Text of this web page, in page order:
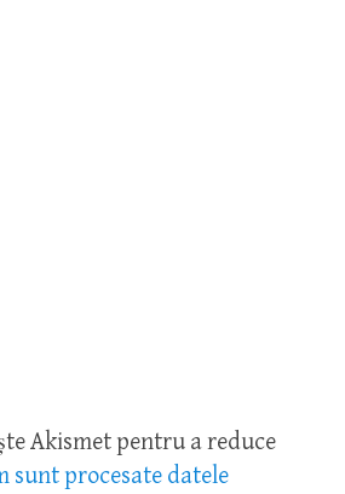
Akismet pentru a reduce
sunt procesate datele